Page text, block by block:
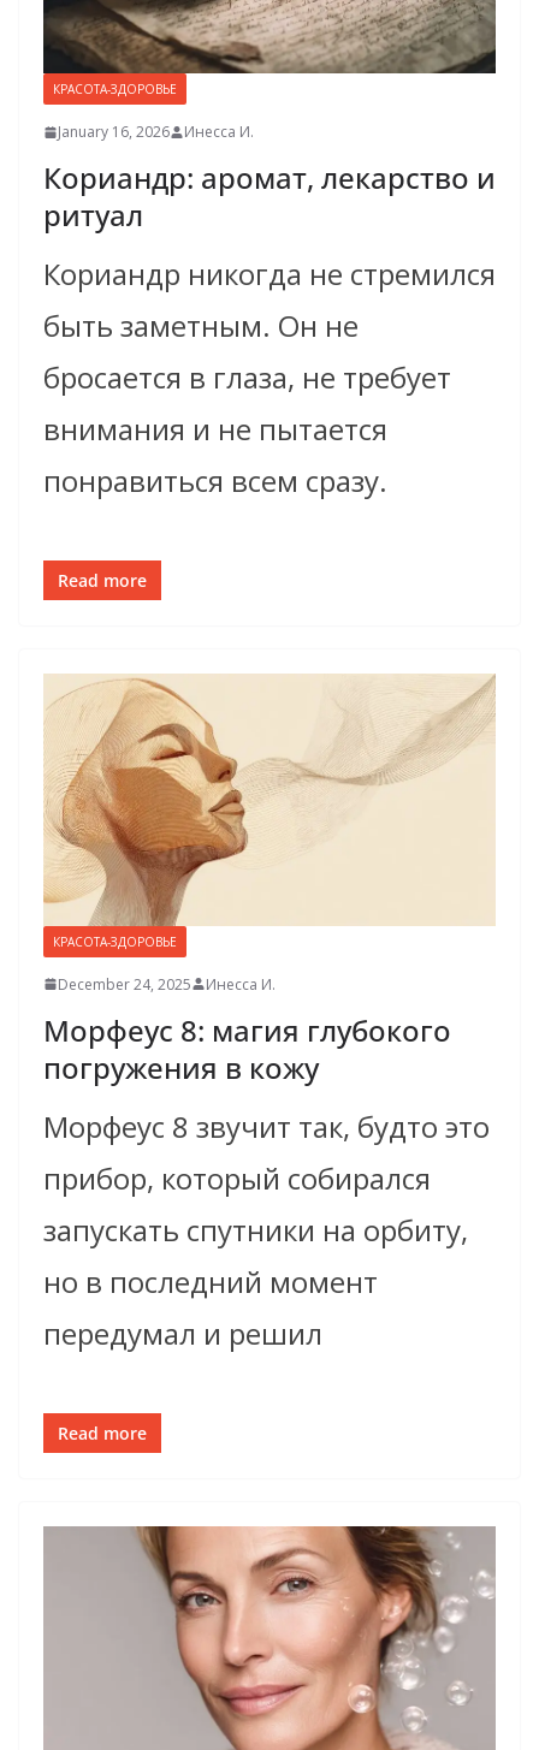
КРАСОТА-ЗДОРОВЬЕ
January 16, 2026 Инесса И.
Кориандр: аромат, лекарство и
ритуал
Кориандр никогда не стремился
быть заметным. Он не
бросается в глаза, не требует
внимания и не пытается
понравиться всем сразу.
Read more
КРАСОТА-ЗДОРОВЬЕ
December 24, 2025 Инесса И.
Морфеус 8: магия глубокого
погружения в кожу
Морфеус 8 звучит так, будто это
прибор, который собирался
запускать спутники на орбиту,
но в последний момент
передумал и решил
Read more